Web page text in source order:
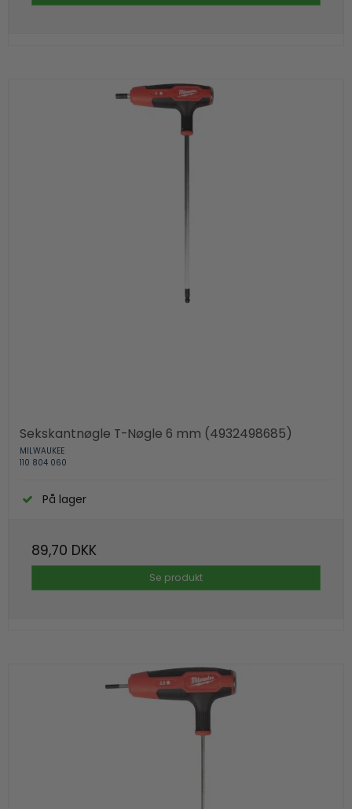
Sekskantnøgle T-Nøgle 6 mm (4932498685)
MILWAUKEE
110 804 060
På lager
89,70 DKK
Se produkt